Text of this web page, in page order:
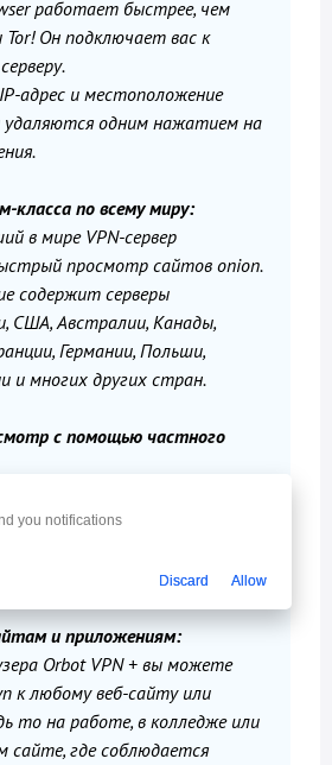
работает быстрее, чем
Tor! Он подключает вас к
адрес и местоположение
одним нажатием на
класса по всему миру:
в мире VPN-сервер
просмотр сайтов onion.
содержит серверы
США, Австралии, Канады,
Германии, Польши,
и многих других стран.
с помощью частного
анонимно
страницы, не беспокоясь
и приложениям:
Orbot VPN + вы можете
к любому веб-сайту или
то на работе, в колледже или
сайте, где соблюдается
you notifications
Discard Allow